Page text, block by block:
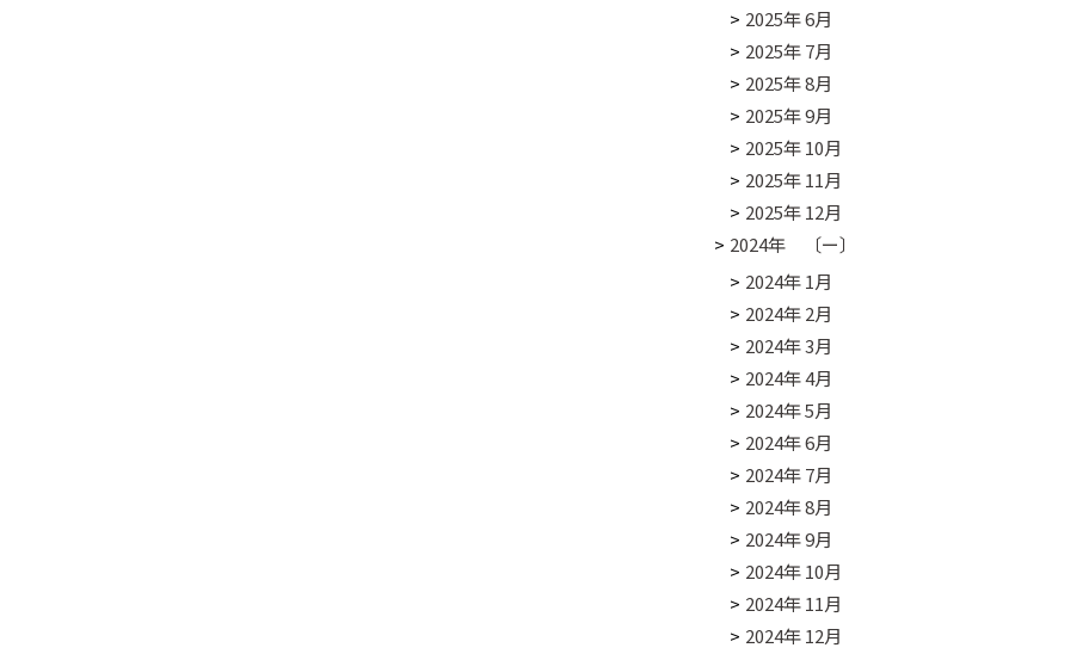
2025年 6月
2025年 7月
2025年 8月
2025年 9月
2025年 10月
2025年 11月
2025年 12月
2024年 〔ー〕
2024年 1月
2024年 2月
2024年 3月
2024年 4月
2024年 5月
2024年 6月
2024年 7月
2024年 8月
2024年 9月
2024年 10月
2024年 11月
2024年 12月